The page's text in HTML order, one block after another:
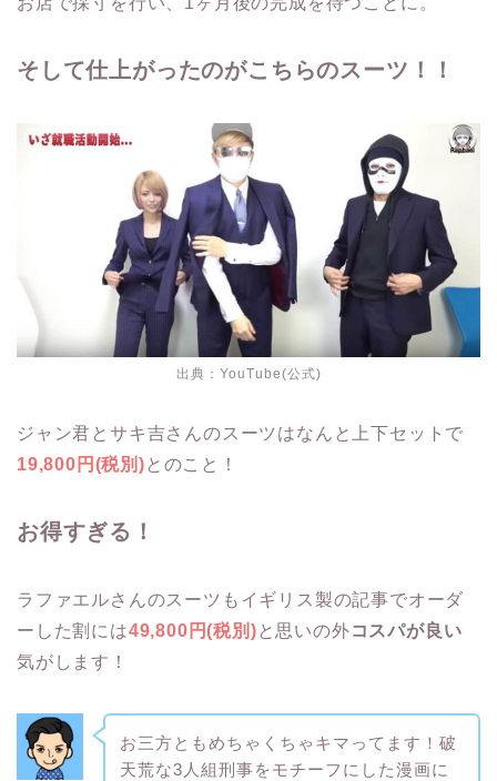
そして仕上がったのがこちらのスーツ！！
出典： YouTube(公式)
ジャン君とサキ吉さんのスーツはなんと上下セットで
19,800円(税別) とのこと！
お得すぎる！
ラファエルさんのスーツもイギリス製の記事でオーダ
ーした割には49,800円(税別) と思いの外コスパが良い
気がします！
お三方ともめちゃくちゃキマってます！破
天荒な3人組刑事をモチーフにした漫画に